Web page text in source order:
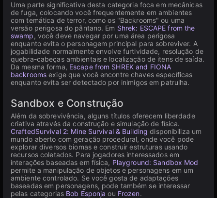
Uma parte significativa desta categoria foca em mecânicas
de fuga, colocando você frequentemente em ambientes
com temática de terror, como os "Backrooms" ou uma
versão perigosa do pântano. Em Shrek: ESCAPE from the
swamp, você deve navegar por uma área perigosa
enquanto evita o personagem principal para sobreviver. A
jogabilidade normalmente envolve furtividade, resolução de
quebra-cabeças ambientais e localização de itens de saída.
Da mesma forma, Escape from SHREK and FIONA
backrooms exige que você encontre chaves específicas
enquanto evita ser detectado por inimigos em patrulha.
Sandbox e Construção
Além da sobrevivência, alguns títulos oferecem liberdade
criativa através da construção e simulação de física.
CraftedSurvival 2: Mine Survival & Building disponibiliza um
mundo aberto com geração procedural, onde você pode
explorar diversos biomas e construir estruturas usando
recursos coletados. Para jogadores interessados em
interações baseadas em física, Playground: Sandbox Mod
permite a manipulação de objetos e personagens em um
ambiente controlado. Se você gosta de adaptações
baseadas em personagens, pode também se interessar
pelas categorias Bob Esponja ou Frozen.